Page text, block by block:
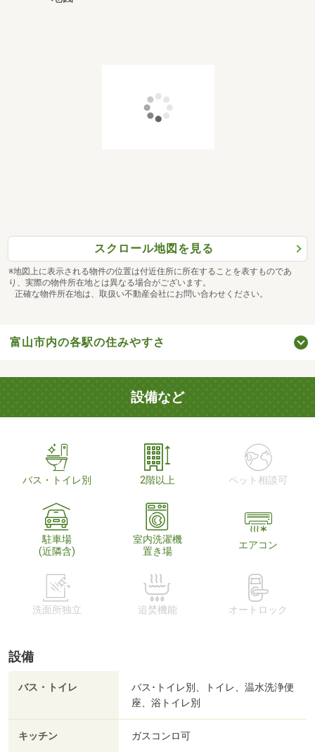
スクロール地図を見る
※地図上に表示される物件の位置は付近住所に所在することを表すものであ
り、実際の物件所在地とは異なる場合がございます。
正確な物件所在地は、取扱い不動産会社にお問い合わせください。
富山市内の各駅の住みやすさ
設備など
バス・トイレ別 2階以上 ペット相談可
駐車場
(近隣含)
室内洗濯機
置き場
エアコン
洗面所独立 追焚機能 オートロック
設備
バス・トイレ
バス･トイレ別、トイレ、温水洗浄便
座、浴トイレ別
キッチン ガスコンロ可